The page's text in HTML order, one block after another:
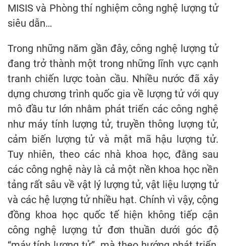
MISIS và Phòng thí nghiệm công nghệ lượng tử
siêu dẫn…
Trong những năm gần đây, công nghệ lượng tử
đang trở thành một trong những lĩnh vực cạnh
tranh chiến lược toàn cầu. Nhiều nước đã xây
dựng chương trình quốc gia về lượng tử với quy
mô đầu tư lớn nhằm phát triển các công nghệ
như máy tính lượng tử, truyền thông lượng tử,
cảm biến lượng tử và mật mã hậu lượng tử.
Tuy nhiên, theo các nhà khoa học, đằng sau
các công nghệ này là cả một nền khoa học nền
tảng rất sâu về vật lý lượng tử, vật liệu lượng tử
và các hệ lượng tử nhiều hạt. Chính vì vậy, cộng
đồng khoa học quốc tế hiện không tiếp cận
công nghệ lượng tử đơn thuần dưới góc độ